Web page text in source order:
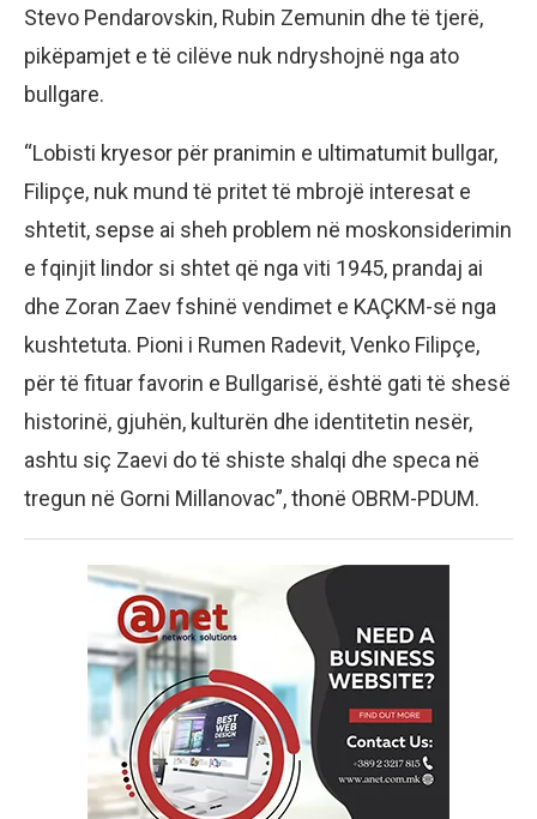
Stevo Pendarovskin, Rubin Zemunin dhe të tjerë,
pikëpamjet e të cilëve nuk ndryshojnë nga ato
bullgare.
“Lobisti kryesor për pranimin e ultimatumit bullgar,
Filipçe, nuk mund të pritet të mbrojë interesat e
shtetit, sepse ai sheh problem në moskonsiderimin
e fqinjit lindor si shtet që nga viti 1945, prandaj ai
dhe Zoran Zaev fshinë vendimet e KAÇKM-së nga
kushtetuta. Pioni i Rumen Radevit, Venko Filipçe,
për të fituar favorin e Bullgarisë, është gati të shesë
historinë, gjuhën, kulturën dhe identitetin nesër,
ashtu siç Zaevi do të shiste shalqi dhe speca në
tregun në Gorni Millanovac”, thonë OBRM-PDUM.